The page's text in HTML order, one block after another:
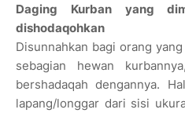
Daging Kurban yang
dishodaqohkan
Disunnahkan bagi orang
sebagian hewan
bershadaqah dengannya.
lapang/longgar dari sisi